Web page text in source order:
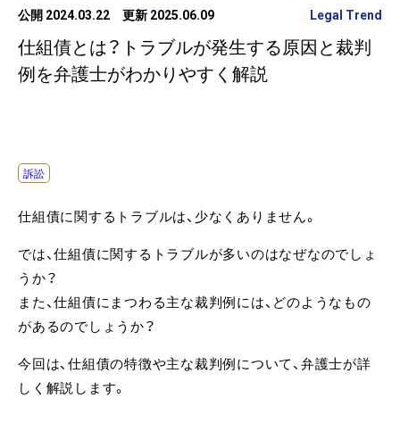
公開 2024.03.22 更新 2025.06.09 Legal Trend
仕組債とは？トラブルが発生する原因と裁判
例を弁護士がわかりやすく解説
訴訟
仕組債に関するトラブルは、少なくありません。
では、仕組債に関するトラブルが多いのはなぜなのでしょ
うか？
また、仕組債にまつわる主な裁判例には、どのようなもの
があるのでしょうか？
今回は、仕組債の特徴や主な裁判例について、弁護士が詳
しく解説します。